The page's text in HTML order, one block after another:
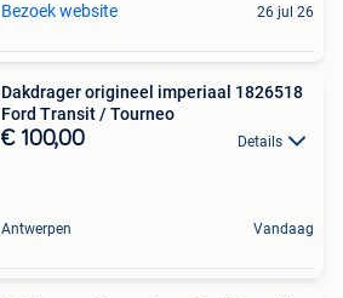
Bezoek website 26 jul 26
Dakdrager origineel imperiaal 1826518
Ford Transit / Tourneo
€ 100,00 Details
Antwerpen Vandaag